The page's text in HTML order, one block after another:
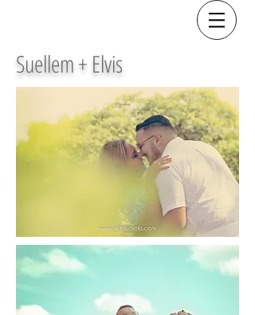
Suellem + Elvis